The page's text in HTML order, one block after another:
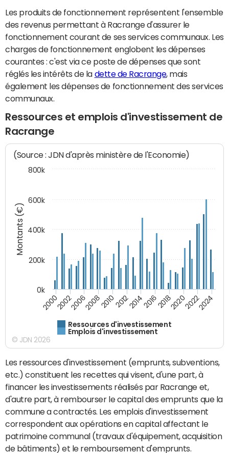
Les produits de fonctionnement représentent l'ensemble
des revenus permettant à Racrange d'assurer le
fonctionnement courant de ses services communaux. Les
charges de fonctionnement englobent les dépenses
courantes : c'est via ce poste de dépenses que sont
réglés les intérêts de la dette de Racrange, mais
également les dépenses de fonctionnement des services
communaux.
Ressources et emplois d'investissement de
Racrange
Montants (€)
(Source : JDN d'après ministère de l'Economie)
Ressources d'investissement
Emplois d'investissement
200020022006200820102012201420162018202020222024
0k
200k
400k
600k
800k
© JDN 2026
Les ressources d'investissement (emprunts, subventions,
etc.) constituent les recettes qui visent, d'une part, à
financer les investissements réalisés par Racrange et,
d'autre part, à rembourser le capital des emprunts que la
commune a contractés. Les emplois d'investissement
correspondent aux opérations en capital affectant le
patrimoine communal (travaux d'équipement, acquisition
de bâtiments) et le remboursement d'emprunts.